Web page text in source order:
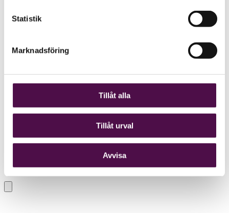
Statistik
Marknadsföring
Tillåt alla
Tillåt urval
Avvisa